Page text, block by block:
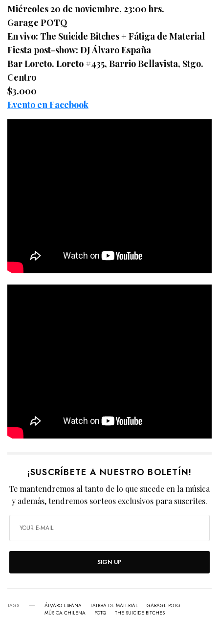
Miércoles 20 de noviembre, 23:00 hrs.
Garage POTQ
En vivo: The Suicide Bitches + Fátiga de Material
Fiesta post-show: DJ Álvaro España
Bar Loreto. Loreto #435, Barrio Bellavista, Stgo.
Centro
$3.000
Evento en Facebook
¡SUSCRÍBETE A NUESTRO BOLETÍN!
Te mantendremos al tanto de lo que sucede en la música
y además, tendremos sorteos exclusivos para suscrites.
SIGN UP
TAGS ÁLVARO ESPAÑA FATIGA DE MATERIAL
GARAGE POTQ
MÚSICA CHILENA
POTQ THE SUICIDE BITCHES